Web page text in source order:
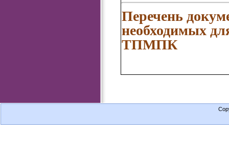
Перечень
необходимых
ТПМПК